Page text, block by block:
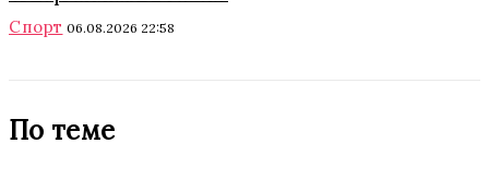
Спорт 06.08.2026 22:58
По теме